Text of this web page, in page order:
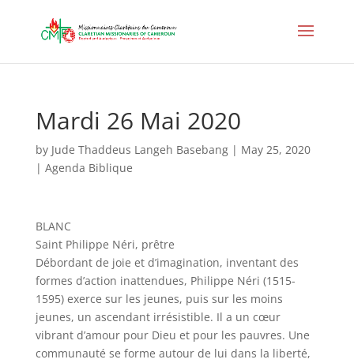
Mardi 26 Mai 2020
by Jude Thaddeus Langeh Basebang| May 25, 2020
| Agenda Biblique
BLANC
Saint Philippe Néri, prêtre
Débordant de joie et d’imagination, inventant des
formes d’action inattendues, Philippe Néri (1515-
1595) exerce sur les jeunes, puis sur les moins
jeunes, un ascendant irrésistible. Il a un cœur
vibrant d’amour pour Dieu et pour les pauvres. Une
communauté se forme autour de lui dans la liberté,